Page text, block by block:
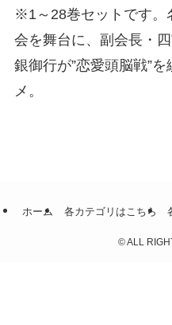
※1～28巻セットです。
会を舞台に、副会長・
銀御行が”恋愛頭脳戦”
メ。
ホーム 各カテゴリはこちら
©ALL